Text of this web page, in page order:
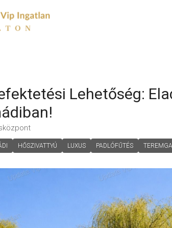
Lehetőség:
HŐSZIVATTYÚ LUXUS PADLÓFŰTÉS